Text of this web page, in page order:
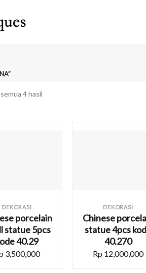
4 hasil
DEKORASI
porcelain
statue 5pcs
40.29
3,500,000
DEKORASI
Chinese
statue 4pcs
40.270
Rp 12,000,000